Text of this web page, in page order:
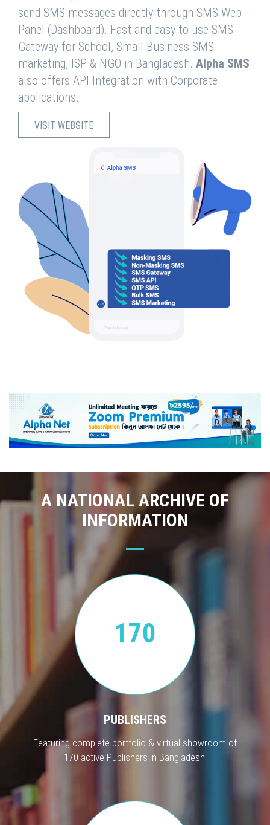
send SMS messages directly through SMS Web
Panel (Dashboard). Fast and easy to use SMS
Gateway for School, Small Business SMS
marketing, ISP & NGO in Bangladesh. Alpha SMS
also offers API Integration with Corporate
applications.
VISIT WEBSITE
A NATIONAL ARCHIVE OF
INFORMATION
170
PUBLISHERS
Featuring complete portfolio & virtual showroom of
170 active Publishers in Bangladesh.